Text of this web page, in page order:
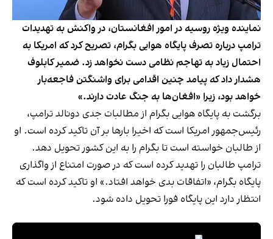
نماینده ویژه روسیه در امور افغانستان، در واکنش به تهدیدات
ترامپ درباره تصرف پایگاه هوایی بگرام، تصریح کرد که امریکا به
احتمال زیاد به تهاجم نظامی دست نخواهد زد. ضمیر کابلوف
هشدار داد که پیامد چنین اقدامی برای واشنگتن فاجعه‌بار
خواهد بود، زیرا «افغان‌ها به جنگ عادت دارند.»
برگشت به پایگاه هوایی بگرام از مطالبات جدی دونالد ترامپ،
رئیس‌جمهور امریکا است که اخیرا بارها بر آن تاکید کرده است. او
از طالبان خواسته است تا بگرام را به این کشور تحویل دهد.
ترامپ طالبان را تهدید کرده است که در صورت امتناع از واگذاری
پایگاه بگرام، «اتفاقات بدی خواهد افتاد.» او تاکید کرده است که
انتظار دارد این پایگاه فورا تحویل داده شود.